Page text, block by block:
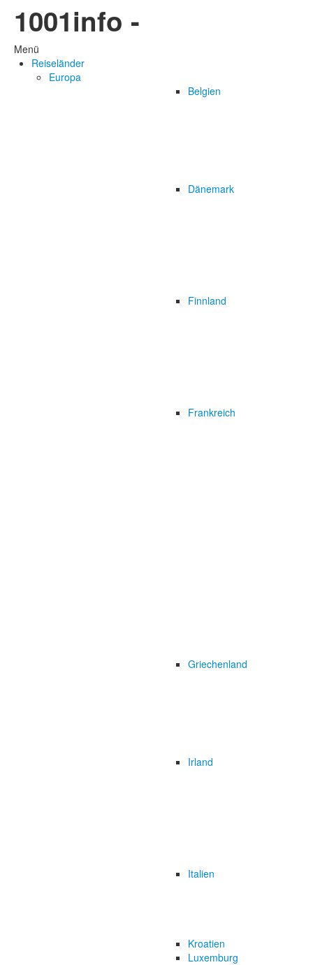
1001info -
Menü
Reiseländer
Europa
Belgien
Dänemark
Finnland
Frankreich
Griechenland
Irland
Italien
Kroatien
Luxemburg